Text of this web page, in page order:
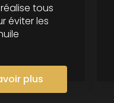
tous
éviter les
plus